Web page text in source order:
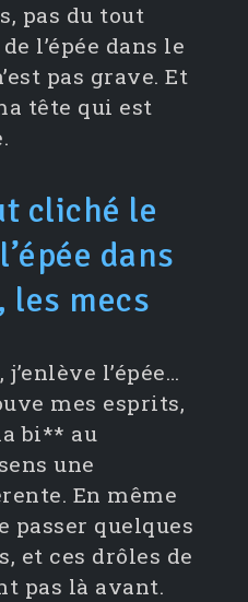
pas du tout
l’épée dans le
pas grave. Et
tête qui est
cliché le
dans
les mecs
l’épée…
mes esprits,
bi** au
une
En même
passer quelques
et ces drôles de
pas là avant.